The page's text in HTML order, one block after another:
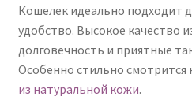
Кошелек идеально подходит
удобство. Высокое качество
долговечность и приятные
Особенно стильно смотрится
из натуральной кожи.